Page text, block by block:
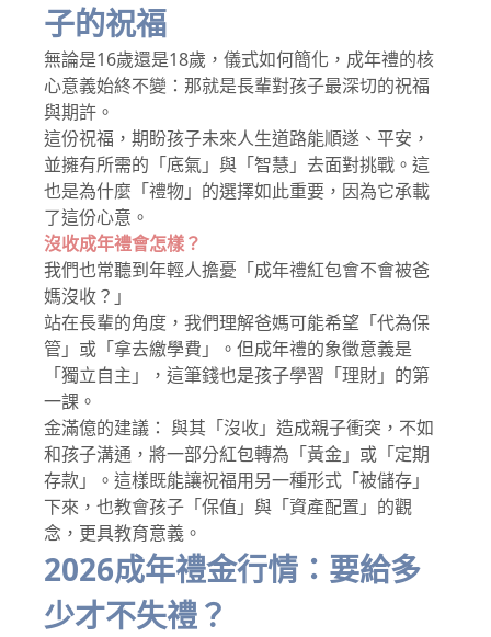
子的祝福
無論是16歲還是18歲，儀式如何簡化，成年禮的核
心意義始終不變：那就是長輩對孩子最深切的祝福
與期許。
這份祝福，期盼孩子未來人生道路能順遂、平安，
並擁有所需的「底氣」與「智慧」去面對挑戰。這
也是為什麼「禮物」的選擇如此重要，因為它承載
了這份心意。
沒收成年禮會怎樣？
我們也常聽到年輕人擔憂「成年禮紅包會不會被爸
媽沒收？」
站在長輩的角度，我們理解爸媽可能希望「代為保
管」或「拿去繳學費」。但成年禮的象徵意義是
「獨立自主」，這筆錢也是孩子學習「理財」的第
一課。
金滿億的建議： 與其「沒收」造成親子衝突，不如
和孩子溝通，將一部分紅包轉為「黃金」或「定期
存款」。這樣既能讓祝福用另一種形式「被儲存」
下來，也教會孩子「保值」與「資產配置」的觀
念，更具教育意義。
2026成年禮金行情：要給多
少才不失禮？